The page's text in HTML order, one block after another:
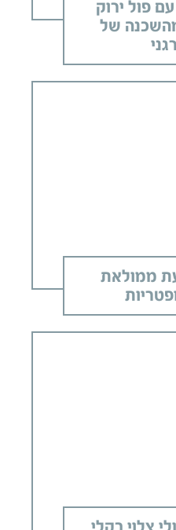
פול ירוק
של
ממולאת